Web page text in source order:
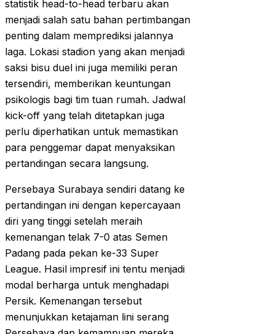
statistik head-to-head terbaru akan
menjadi salah satu bahan pertimbangan
penting dalam memprediksi jalannya
laga. Lokasi stadion yang akan menjadi
saksi bisu duel ini juga memiliki peran
tersendiri, memberikan keuntungan
psikologis bagi tim tuan rumah. Jadwal
kick-off yang telah ditetapkan juga
perlu diperhatikan untuk memastikan
para penggemar dapat menyaksikan
pertandingan secara langsung.
Persebaya Surabaya sendiri datang ke
pertandingan ini dengan kepercayaan
diri yang tinggi setelah meraih
kemenangan telak 7-0 atas Semen
Padang pada pekan ke-33 Super
League. Hasil impresif ini tentu menjadi
modal berharga untuk menghadapi
Persik. Kemenangan tersebut
menunjukkan ketajaman lini serang